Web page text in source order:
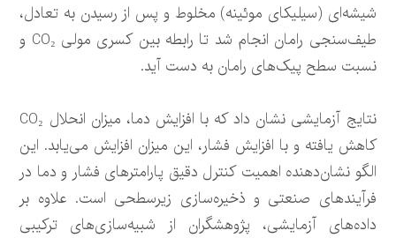
شیشه‌ای (سیلیکای موئینه) مخلوط و پس از رسیدن به تعادل،
طیف‌سنجی رامان انجام شد تا رابطه بین کسری مولی CO₂ و
نسبت سطح پیک‌های رامان به دست آید.
نتایج آزمایشی نشان داد که با افزایش دما، میزان انحلال CO₂
کاهش یافته و با افزایش فشار، این میزان افزایش می‌یابد. این
الگو نشان‌دهنده اهمیت کنترل دقیق پارامترهای فشار و دما در
فرآیندهای صنعتی و ذخیره‌سازی زیرسطحی است. علاوه بر
داده‌های آزمایشی، پژوهشگران از شبیه‌سازی‌های ترکیبی